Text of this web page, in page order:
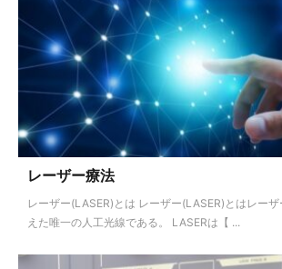
レーザー療法
レーザー(LASER)とは レーザー(LASER)とはレー
えた唯一の人工光線である。 LASERは【 ...